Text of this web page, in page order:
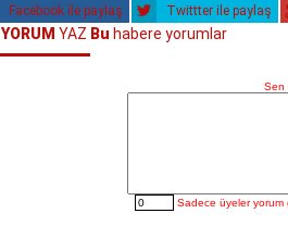
Facebook ile paylaş Twittter ile paylaş
YORUM YAZ Bu habere yorumlar